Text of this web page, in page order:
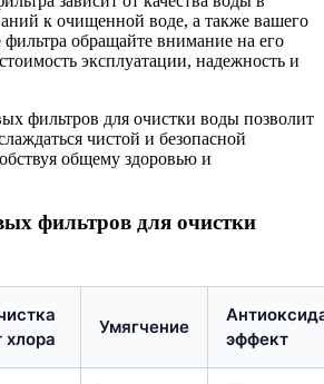
к очищенной воде, а также вашего
обращайте внимание на его
эксплуатации, надежность и
фильтров для очистки воды позволит
чистой и безопасной
общему здоровью и
фильтров для очистки
хлора
Умягчение
эффект